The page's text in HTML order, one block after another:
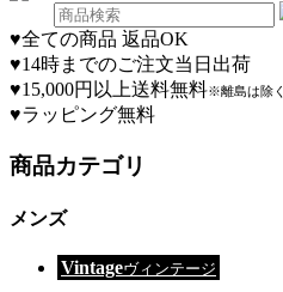
♥全ての商品 返品OK
♥14時までのご注文当日出荷
♥15,000円以上送料無料※離島は除く
♥ラッピング無料
商品カテゴリ
メンズ
Vintageヴィンテージ